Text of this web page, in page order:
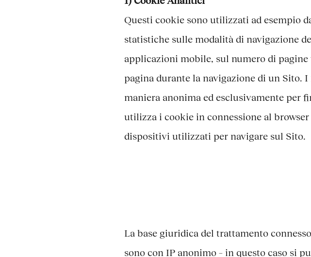
Questi cookie sono utilizzati ad esempio
statistiche sulle modalità di navigazione
applicazioni mobile, sul numero di
pagina durante la navigazione di un
maniera anonima ed esclusivamente per
utilizza i cookie in connessione al
dispositivi utilizzati per navigare sul Sito.
La base giuridica del trattamento
sono con IP anonimo – in questo caso si